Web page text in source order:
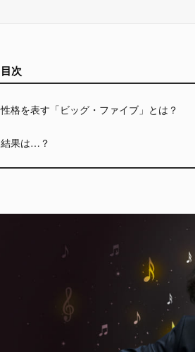
目次
性格を表す「ビッグ・ファイブ」とは？
結果は…？